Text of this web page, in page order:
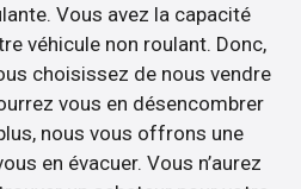
Vous avez la capacité
véhicule non roulant. Donc,
choisissez de nous vendre
vous en désencombrer
nous vous offrons une
en évacuer. Vous n’aurez